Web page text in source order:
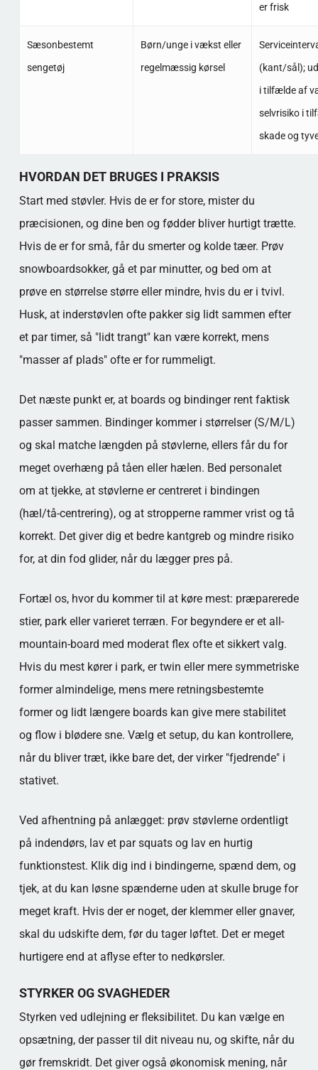
er frisk
Sæsonbestemt
sengetøj
Børn/unge i vækst eller
regelmæssig kørsel
(kant/sål);
i tilfælde af
selvrisiko i
skade og
HVORDAN DET BRUGES I PRAKSIS
Start med støvler. Hvis de er for store, mister du
præcisionen, og dine ben og fødder bliver hurtigt trætte.
Hvis de er for små, får du smerter og kolde tæer. Prøv
snowboardsokker, gå et par minutter, og bed om at
prøve en størrelse større eller mindre, hvis du er i tvivl.
Husk, at inderstøvlen ofte pakker sig lidt sammen efter
et par timer, så "lidt trangt" kan være korrekt, mens
"masser af plads" ofte er for rummeligt.
Det næste punkt er, at boards og bindinger rent faktisk
passer sammen. Bindinger kommer i størrelser (S/M/L)
og skal matche længden på støvlerne, ellers får du for
meget overhæng på tåen eller hælen. Bed personalet
om at tjekke, at støvlerne er centreret i bindingen
(hæl/tå-centrering), og at stropperne rammer vrist og tå
korrekt. Det giver dig et bedre kantgreb og mindre risiko
for, at din fod glider, når du lægger pres på.
Fortæl os, hvor du kommer til at køre mest: præparerede
stier, park eller varieret terræn. For begyndere er et all-
mountain-board med moderat flex ofte et sikkert valg.
Hvis du mest kører i park, er twin eller mere symmetriske
former almindelige, mens mere retningsbestemte
former og lidt længere boards kan give mere stabilitet
og flow i blødere sne. Vælg et setup, du kan kontrollere,
når du bliver træt, ikke bare det, der virker "fjedrende" i
stativet.
Ved afhentning på anlægget: prøv støvlerne ordentligt
på indendørs, lav et par squats og lav en hurtig
funktionstest. Klik dig ind i bindingerne, spænd dem, og
tjek, at du kan løsne spænderne uden at skulle bruge for
meget kraft. Hvis der er noget, der klemmer eller gnaver,
skal du udskifte dem, før du tager løftet. Det er meget
hurtigere end at aflyse efter to nedkørsler.
STYRKER OG SVAGHEDER
Styrken ved udlejning er fleksibilitet. Du kan vælge en
opsætning, der passer til dit niveau nu, og skifte, når du
gør fremskridt. Det giver også økonomisk mening, når